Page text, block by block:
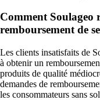
Comment Soulageo
remboursement de
Les clients insatisfaits de
à obtenir un
produits de qualité
demandes de
les consommateurs sans